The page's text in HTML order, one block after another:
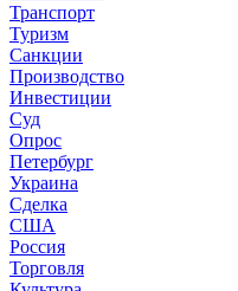
Транспорт
Туризм
Санкции
Производство
Инвестиции
Суд
Опрос
Петербург
Украина
Сделка
США
Россия
Торговля